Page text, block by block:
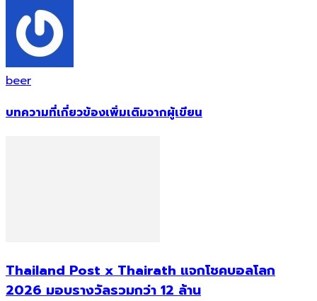
beer
บทความที่เกี่ยวข้องเพิ่มเติมจากผู้เขียน
Thailand Post x Thairath แจกโชคบอลโลก
2026 มอบรางวัลรวมกว่า 12 ล้าน